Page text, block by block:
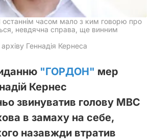
останнім часом мало з ким говорю про
невдячна справа, ще винним
Геннадія Кернеса
"ГОРДОН" мер
Кернес
звинуватив голову МВС
в замаху на себе,
назавжди втратив